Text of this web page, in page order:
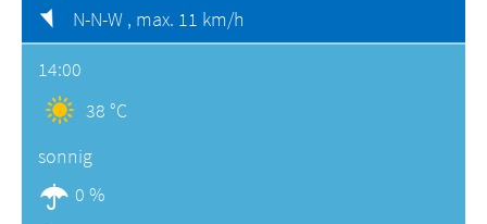
N-N-W , max. 11 km/h
14:00
38 °C
sonnig
0 %